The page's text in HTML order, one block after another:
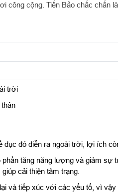
công cộng. Tiến Bảo chắc chắn
trời
dục đó diễn ra ngoài trời, lợi ích
tăng năng lượng và giảm sự
cải thiện tâm trạng.
và tiếp xúc với các yếu tố, vì